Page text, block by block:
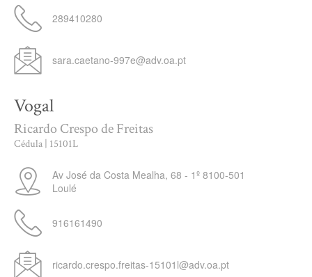
289410280
sara.caetano-997e@adv.oa.pt
Vogal
Ricardo Crespo de Freitas
Cédula | 15101L
Av José da Costa Mealha, 68 - 1º 8100-501
Loulé
916161490
ricardo.crespo.freitas-15101l@adv.oa.pt